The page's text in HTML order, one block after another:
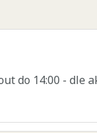
do 14:00 - dle